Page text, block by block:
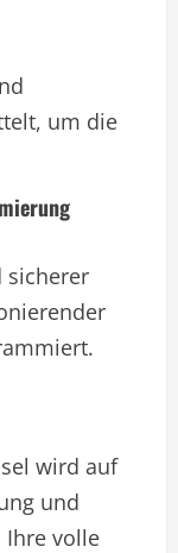
um die
sicherer
wird auf
und
volle